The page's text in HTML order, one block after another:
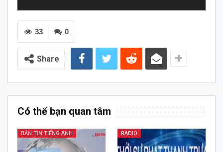
0
33
Share
Có thể bạn quan tâm
BẢN TIN TIẾNG ANH RADIO